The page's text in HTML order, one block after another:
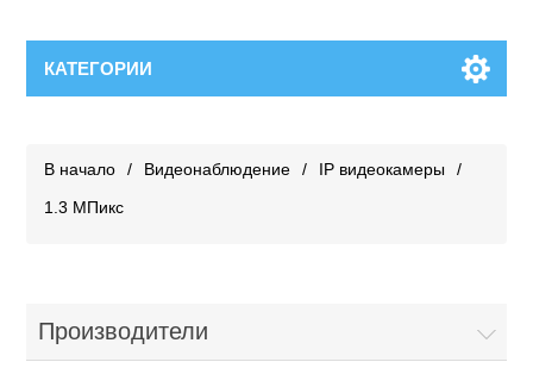
КАТЕГОРИИ
В начало / Видеонаблюдение / IP видеокамеры
/
1.3 МПикс
Производители